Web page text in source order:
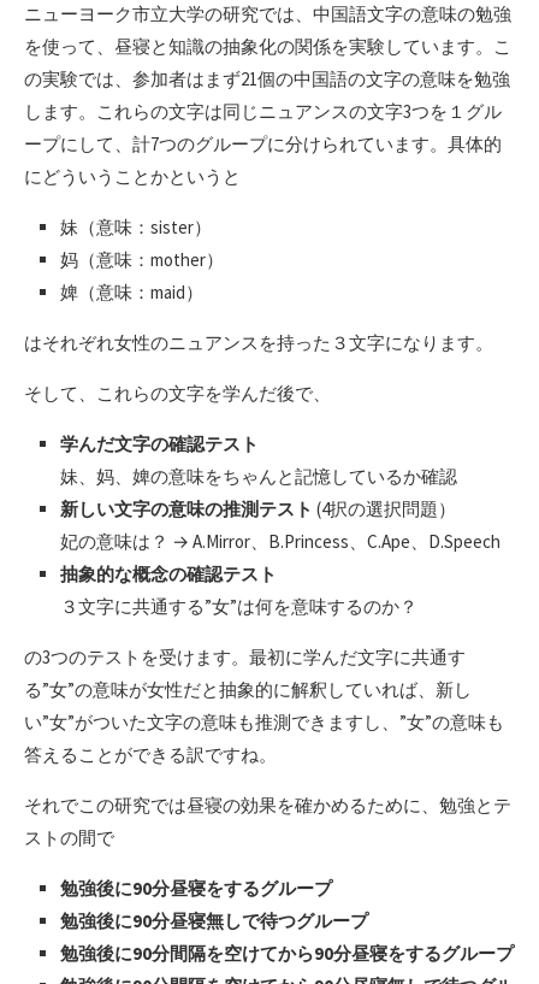
ニューヨーク市立大学の研究では、中国語文字の意味の勉強
を使って、昼寝と知識の抽象化の関係を実験しています。こ
の実験では、参加者はまず21個の中国語の文字の意味を勉強
します。これらの文字は同じニュアンスの文字3つを１グル
ープにして、計7つのグループに分けられています。具体的
にどういうことかというと
妹（意味：sister）
妈（意味：mother）
婢（意味：maid）
はそれぞれ女性のニュアンスを持った３文字になります。
そして、これらの文字を学んだ後で、
学んだ文字の確認テスト
妹、妈、婢の意味をちゃんと記憶しているか確認
新しい文字の意味の推測テスト (4択の選択問題）
妃の意味は？ → A.Mirror、B.Princess、C.Ape、D.Speech
抽象的な概念の確認テスト
３文字に共通する”女”は何を意味するのか？
の3つのテストを受けます。最初に学んだ文字に共通す
る”女”の意味が女性だと抽象的に解釈していれば、新し
い”女”がついた文字の意味も推測できますし、”女”の意味も
答えることができる訳ですね。
それでこの研究では昼寝の効果を確かめるために、勉強とテ
ストの間で
勉強後に90分昼寝をするグループ
勉強後に90分昼寝無しで待つグループ
勉強後に90分間隔を空けてから90分昼寝をするグループ